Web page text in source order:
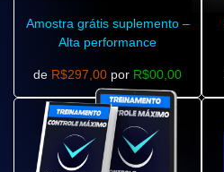
Amostra grátis suplemento –
Alta performance
de R$297,00 por R$00,00